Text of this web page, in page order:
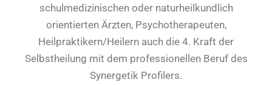
schulmedizinischen oder naturheilkundlich
orientierten Ärzten, Psychotherapeuten,
Heilpraktikern/Heilern auch die 4. Kraft der
Selbstheilung mit dem professionellen Beruf des
Synergetik Profilers.